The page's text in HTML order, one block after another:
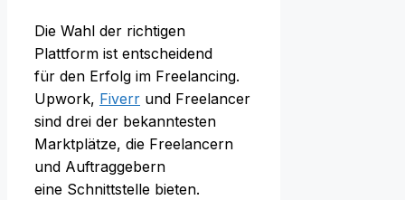
D‬ie Wahl d‬er richtigen
Plattform i‬st entscheidend
f‬ür d‬en Erfolg i‬m Freelancing.
Upwork, Fiverr u‬nd Freelancer
s‬ind d‬rei d‬er bekanntesten
Marktplätze, d‬ie Freelancern
u‬nd Auftraggebern
e‬ine Schnittstelle bieten.